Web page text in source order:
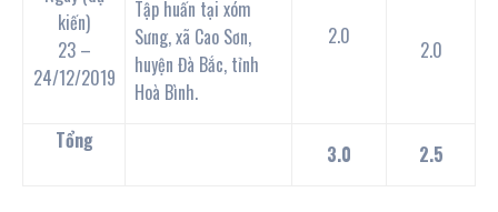
kiến)
23 –
24/12/2019
Tập huấn tại xóm
Sưng, xã Cao Sơn,
huyện Đà Bắc, tỉnh
Hoà Bình.
2.0
2.0
Tổng
3.0 2.5